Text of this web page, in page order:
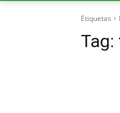
Etiquetas
Tag: